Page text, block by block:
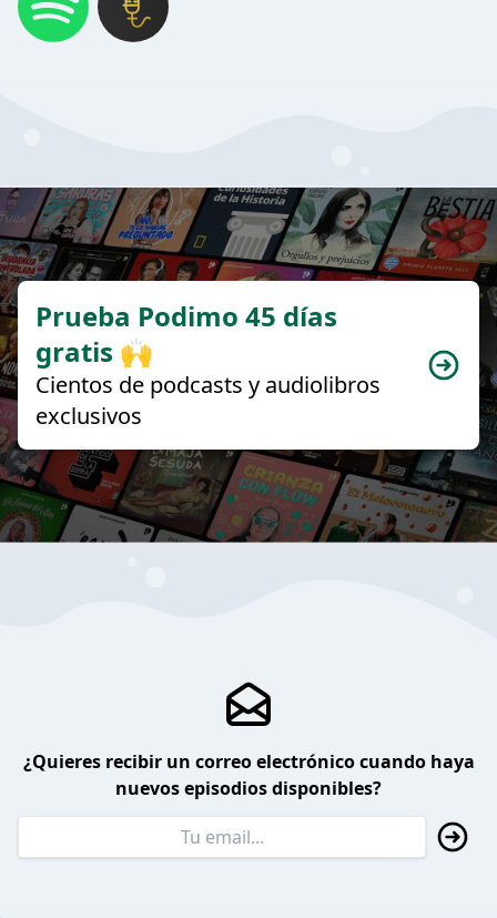
Prueba Podimo 45 días
gratis 🙌
Cientos de podcasts y audiolibros
exclusivos
¿Quieres recibir un correo electrónico cuando haya
nuevos episodios disponibles?